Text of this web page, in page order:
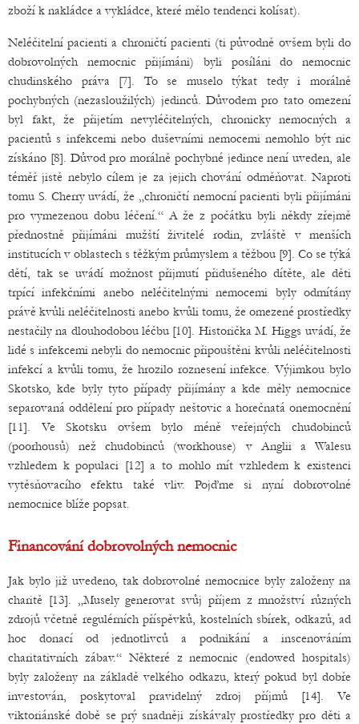
zboží k nakládce a vykládce, které mělo tendenci kolísat).
Neléčitelní pacienti a chroničtí pacienti (ti původně ovšem byli do
dobrovolných nemocnic přijímáni) byli posíláni do nemocnic
chudinského práva [7]. To se muselo týkat tedy i morálně
pochybných (nezasloužilých) jedinců. Důvodem pro tato omezení
byl fakt, že přijetím nevyléčitelných, chronicky nemocných a
pacientů s infekcemi nebo duševními nemocemi nemohlo být nic
získáno [8]. Důvod pro morálně pochybné jedince není uveden, ale
téměř jistě nebylo cílem je za jejich chování odměňovat. Naproti
tomu S. Cherry uvádí, že „chroničtí nemocní pacienti byli přijímáni
pro vymezenou dobu léčení.“ A že z počátku byli někdy zřejmě
přednostně přijímáni mužští živitelé rodin, zvláště v menších
institucích v oblastech s těžkým průmyslem a těžbou [9]. Co se týká
dětí, tak se uvádí možnost přijmutí přidušeného dítěte, ale děti
trpící infekčními anebo neléčitelnými nemocemi byly odmítány
právě kvůli neléčitelnosti anebo kvůli tomu, že omezené prostředky
nestačily na dlouhodobou léčbu [10]. Historička M. Higgs uvádí, že
lidé s infekcemi nebyli do nemocnic připouštěni kvůli neléčitelnosti
infekcí a kvůli tomu, že hrozilo roznesení infekce. Výjimkou bylo
Skotsko, kde byly tyto případy přijímány a kde měly nemocnice
separovaná oddělení pro případy neštovic a horečnatá onemocnění
[11]. Ve Skotsku ovšem bylo méně veřejných chudobinců
(poorhousů) než chudobinců (workhouse) v Anglii a Walesu
vzhledem k populaci [12] a to mohlo mít vzhledem k existenci
vytěsňovacího efektu také vliv. Pojďme si nyní dobrovolné
nemocnice blíže popsat.
Financování dobrovolných nemocnic
Jak bylo již uvedeno, tak dobrovolné nemocnice byly založeny na
charitě [13]. „Musely generovat svůj příjem z množství různých
zdrojů včetně regulérních příspěvků, kostelních sbírek, odkazů, ad
hoc donací od jednotlivců a podnikání a inscenováním
charitativních zábav.“ Některé z nemocnic (endowed hospitals)
byly založeny na základě velkého odkazu, který pokud byl dobře
investován, poskytoval pravidelný zdroj příjmů [14]. Ve
viktoriánské době se prý snadněji získávaly prostředky pro děti a